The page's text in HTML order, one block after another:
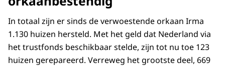
In totaal zijn er sinds de verwoestende orkaan Irma
1.130 huizen hersteld. Met het geld dat Nederland via
het trustfonds beschikbaar stelde, zijn tot nu toe 123
huizen gerepareerd. Verreweg het grootste deel, 669